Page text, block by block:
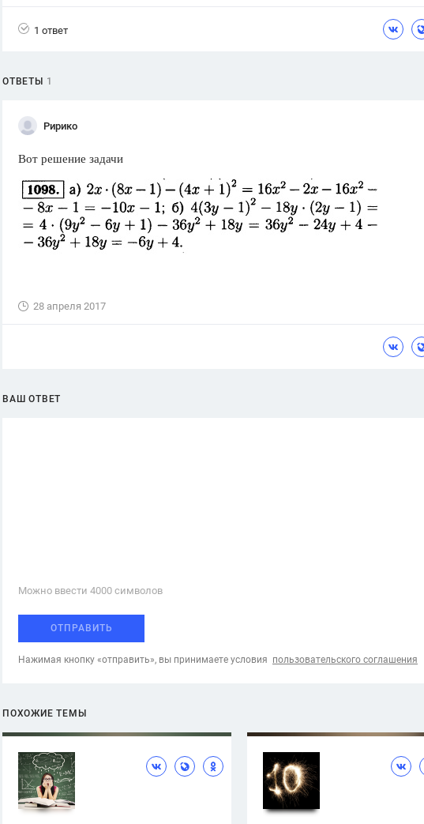
Вузы
82 ответа
ответ
ГИА
1 ответ
ОТВЕТЫ 1
Ририко
Вот решение задачи
28 апреля 2017
ВАШ ОТВЕТ
Можно ввести 4000 cимволов
ОТПРАВИТЬ
Нажимая кнопку «отправить», вы принимаете условия пользовательского соглашения
ПОХОЖИЕ ТЕМЫ